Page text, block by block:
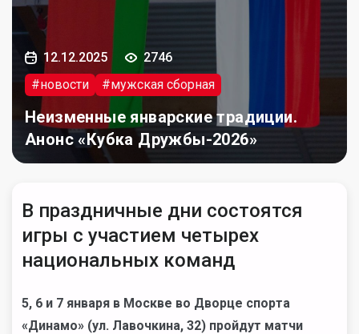
12.12.2025
2746
#новости
#мужская сборная
Неизменные январские традиции.
Анонс «Кубка Дружбы-2026»
В праздничные дни состоятся
игры с участием четырех
национальных команд
5, 6 и 7 января в Москве во Дворце спорта
«Динамо» (ул. Лавочкина, 32) пройдут матчи